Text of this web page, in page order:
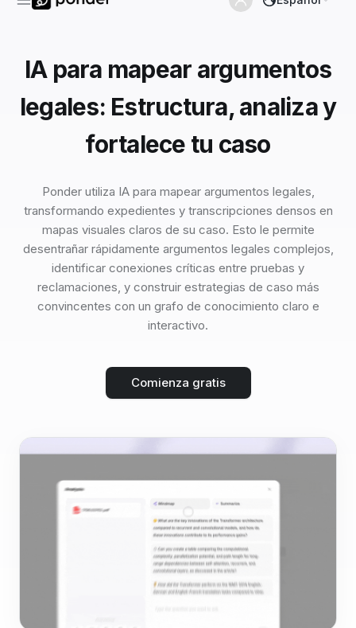
IA para mapear argumentos
legales: Estructura, analiza y
fortalece tu caso
Ponder utiliza IA para mapear argumentos legales,
transformando expedientes y transcripciones densos en
mapas visuales claros de su caso. Esto le permite
desentrañar rápidamente argumentos legales complejos,
identificar conexiones críticas entre pruebas y
reclamaciones, y construir estrategias de caso más
convincentes con un grafo de conocimiento claro e
interactivo.
Comienza gratis